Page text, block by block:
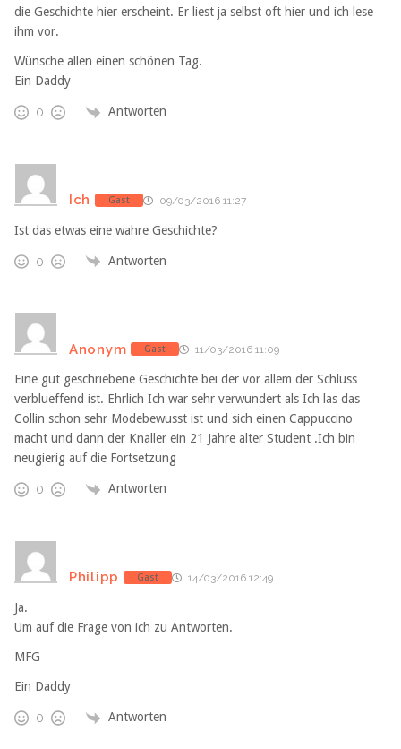
die Geschichte hier erscheint. Er liest ja selbst oft hier und ich lese
ihm vor.
Wünsche allen einen schönen Tag.
Ein Daddy
0 Antworten
Ich Gast 09/03/2016 11:27
Ist das etwas eine wahre Geschichte?
0 Antworten
Anonym Gast 11/03/2016 11:09
Eine gut geschriebene Geschichte bei der vor allem der Schluss
verblueffend ist. Ehrlich Ich war sehr verwundert als Ich las das
Collin schon sehr Modebewusst ist und sich einen Cappuccino
macht und dann der Knaller ein 21 Jahre alter Student .Ich bin
neugierig auf die Fortsetzung
0 Antworten
Philipp Gast 14/03/2016 12:49
Ja.
Um auf die Frage von ich zu Antworten.
MFG
Ein Daddy
0 Antworten